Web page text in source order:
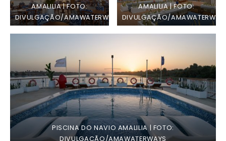
AMALILIA | FOTO:
DIVULGAÇÃO/AMAWATERWAYS
AMALILIA | FOTO:
DIVULGAÇÃO/
PISCINA DO NAVIO AMALILIA | FOTO:
DIVULGAÇÃO/AMAWATERWAYS